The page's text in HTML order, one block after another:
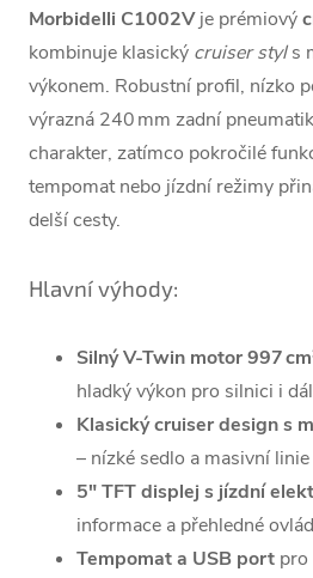
Morbidelli C1002Vje prémiový
kombinuje klasický cruiser styls
výkonem. Robustní profil, nízko
výrazná 240 mm zadní
charakter, zatímco pokročilé
tempomat nebo jízdní režimy
delší cesty.
Hlavní výhody:
Silný V‑Twin motor 997
hladký výkon pro silnici i
Klasický cruiser design s
– nízké sedlo a masivní
5" TFT displej s jízdní
informace a přehledné
Tempomat a USB port pro